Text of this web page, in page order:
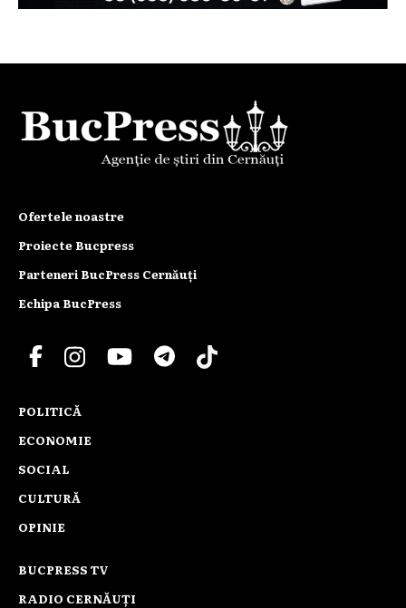
Ofertele noastre
Proiecte Bucpress
Parteneri BucPress Cernăuți
Echipa BucPress
POLITICĂ
ECONOMIE
SOCIAL
CULTURĂ
OPINIE
BUCPRESS TV
RADIO CERNĂUȚI